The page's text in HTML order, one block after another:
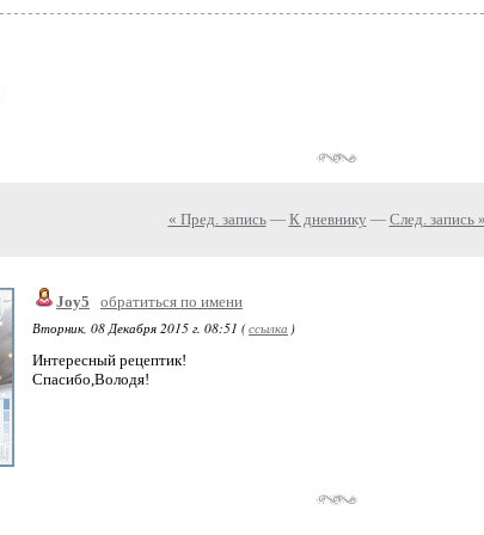
« Пред. запись— К дневнику — След. запись
Joy5
обратиться по имени
Вторник, 08 Декабря 2015 г. 08:51 (ссылка )
Интересный рецептик!
Спасибо,Володя!